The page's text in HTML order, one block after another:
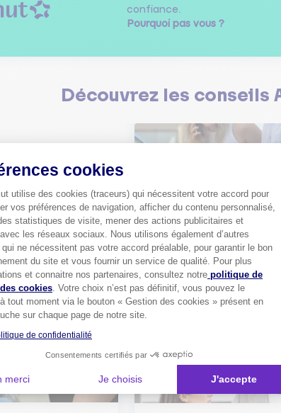
confiance.
Pourquoi pas vous ?
Découvrez les conseils
le nouveau radar
le radar tourelle et
les infractions.
Tout savoir
Comment bien choisir son
assurance auto ?
Conseils pour choisir la
assurance auto selon vos
Tout
cookies
utilise des cookies (traceurs) qui nécessitent votre accord pour
vos préférences de navigation, afficher du contenu personnalisé,
statistiques de visite, mener des actions publicitaires et
les réseaux sociaux. Nous utilisons également d’autres
ne nécessitent pas votre accord préalable, pour garantir le bon
du site et vous fournir un service de qualité. Pour plus
et connaitre nos partenaires, consultez notre politique de
cookies. Votre choix n’est pas définitif, vous pouvez le
tout moment via le bouton « Gestion des cookies » présent en
sur chaque page de notre site.
de confidentialité
Consentements certifiés par
merci Je choisis J'accepte
Axeptio consent